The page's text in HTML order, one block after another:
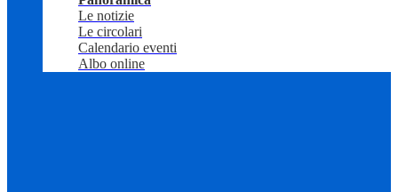
Le notizie
Le circolari
Calendario eventi
Albo online